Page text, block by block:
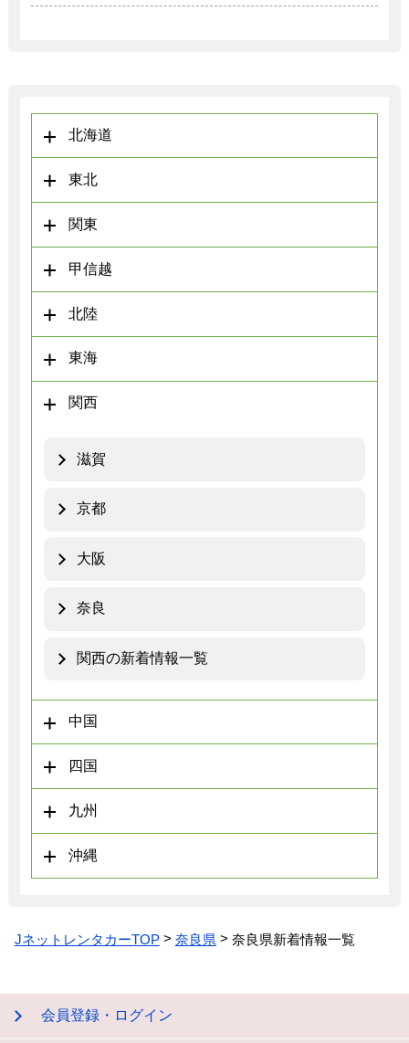
北海道
東北
関東
甲信越
北陸
東海
関西
滋賀
京都
大阪
奈良
関西の新着情報一覧
中国
四国
九州
沖縄
JネットレンタカーTOP 奈良県 奈良県新着情報一覧
会員登録・ログイン